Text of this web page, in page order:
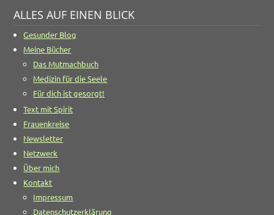
ALLES AUF EINEN BLICK
Gesunder Blog
Meine Bücher
Das Mutmachbuch
Medizin für die Seele
Für dich ist gesorgt!
Text mit Spirit
Frauenkreise
Newsletter
Netzwerk
Über mich
Kontakt
Impressum
Datenschutzerklärung